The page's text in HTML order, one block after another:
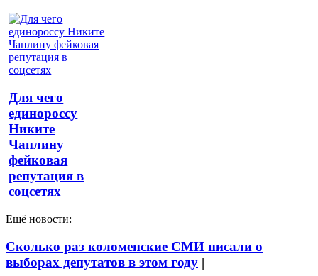
Для чего
единороссу
Никите
Чаплину
фейковая
репутация в
соцсетях
Ещё новости:
Сколько раз коломенские СМИ писали о
выборах депутатов в этом году |